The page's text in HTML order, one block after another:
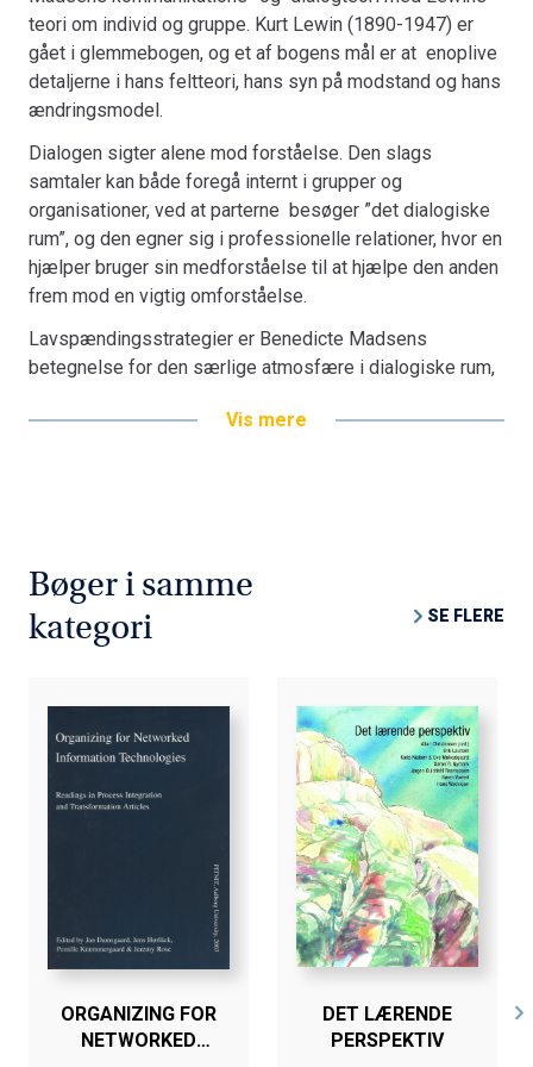
konsekvenser, egenmodstand, læringsmodstand og
kollektiv modstand. Uden en dybere forståelse af denne
kompleksitet er det vanskeligt at være præcis og
konstruktiv i sin håndtering af formodede
modstandsreaktioner.
Bogen henvender sig til ledere, konsulenter af enhver art,
voksenundervisere og i det hele taget professionelle
faggrupper, der har til opgave at hjælpe andre
mennesker med at opnå betydningsfulde ændringer. Den
vil desuden have interesse for studerende og kursister
på forskellige niveauer i uddannelsessystemet og inden
for efter- og videreuddannelse.
Efter at have været ansat på Psykologisk Institut, Aarhus
århundrede omfatter områder såsom arbejde og
arbejdsløshed, kommunikation og dialog,
konsulentarbejde og aktionslæring. Desuden har hun
dyrket en særlig interesse for Kurt Lewin og hans teori
modstand.
teori om individ og gruppe. Kurt Lewin (1890-1947) er
gået i glemmebogen, og et af bogens mål er at enoplive
detaljerne i hans feltteori, hans syn på modstand og hans
ændringsmodel.
Dialogen sigter alene mod forståelse. Den slags
samtaler kan både foregå internt i grupper og
organisationer, ved at parterne besøger ”det dialogiske
rum”, og den egner sig i professionelle relationer, hvor en
hjælper bruger sin medforståelse til at hjælpe den anden
frem mod en vigtig omforståelse.
Lavspændingsstrategier er Benedicte Madsens
betegnelse for den særlige atmosfære i dialogiske rum,
dialogiske kvaliteter med Lewins ændringsmodel og
modstand, modstand mod ændringer og deres
konsekvenser, egenmodstand, læringsmodstand og
kollektiv modstand. Uden en dybere forståelse af denne
Bogen henvender sig til ledere, konsulenter af enhver art,
voksenundervisere og i det hele taget professionelle
faggrupper, der har til opgave at hjælpe andre
mennesker med at opnå betydningsfulde ændringer. Den
vil desuden have interesse for studerende og kursister
på forskellige niveauer i uddannelsessystemet og inden
for efter- og videreuddannelse.
Om forfatteren
Vis mere
Bøger i samme
kategori
SE FLERE
ORGANIZING FOR
NETWORKED
DET LÆRENDE
PERSPEKTIV